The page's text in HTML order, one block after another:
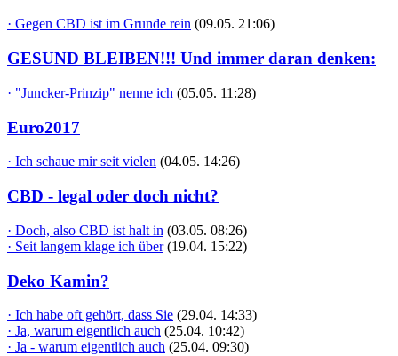
· Gegen CBD ist im Grunde rein (09.05. 21:06)
GESUND BLEIBEN!!! Und immer daran denken:
· "Juncker-Prinzip" nenne ich (05.05. 11:28)
Euro2017
· Ich schaue mir seit vielen (04.05. 14:26)
CBD - legal oder doch nicht?
· Doch, also CBD ist halt in (03.05. 08:26)
· Seit langem klage ich über (19.04. 15:22)
Deko Kamin?
· Ich habe oft gehört, dass Sie (29.04. 14:33)
· Ja, warum eigentlich auch (25.04. 10:42)
· Ja - warum eigentlich auch (25.04. 09:30)